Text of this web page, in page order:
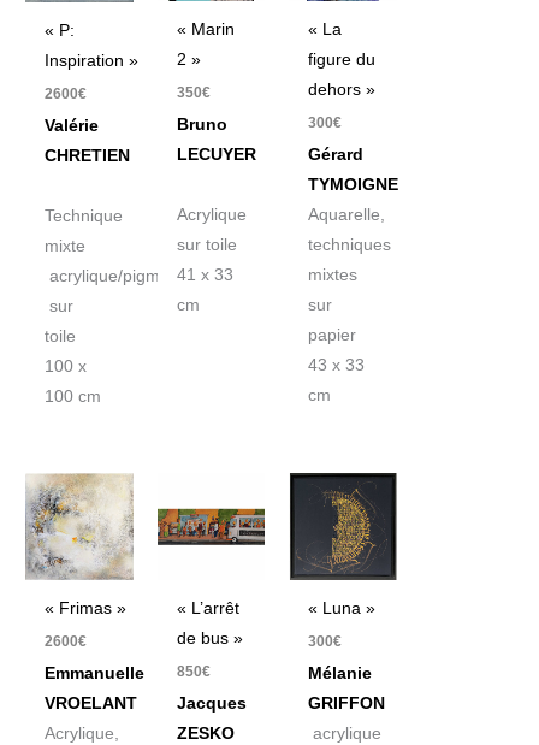
« P:
Inspiration »
2600€
Valérie
CHRETIEN
Technique
mixte
acrylique/pigment
sur
toile
100 x
100 cm
« Marin
2 »
350€
Bruno
LECUYER
Acrylique
sur toile
41 x 33
cm
« La
figure du
dehors »
300€
Gérard
TYMOIGNE
Aquarelle,
techniques
mixtes
sur
papier
43 x 33
cm
« Frimas »
2600€
Emmanuelle
VROELANT
Acrylique,
« L’arrêt
de bus »
850€
Jacques
ZESKO
« Luna »
300€
Mélanie
GRIFFON
acrylique